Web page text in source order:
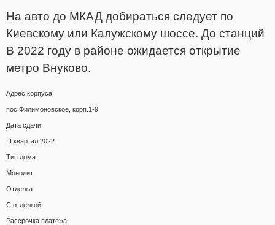
На авто до МКАД добираться следует по
Киевскому или Калужскому шоссе. До станций
В 2022 году в районе ожидается открытие
метро Внуково.
Адрес корпуса:
пос.Филимоновское, корп.1-9
Дата сдачи:
III квартал 2022
Тип дома:
Монолит
Отделка:
С отделкой
Рассрочка платежа: